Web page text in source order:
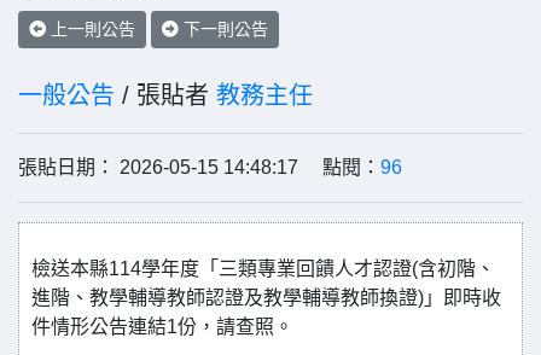
上一則公告 下一則公告
一般公告 / 張貼者 教務主任
張貼日期： 2026-05-15 14:48:17 點閱： 96
檢送本縣114學年度「三類專業回饋人才認證(含初階、
進階、教學輔導教師認證及教學輔導教師換證)」即時收
件情形公告連結1份，請查照。